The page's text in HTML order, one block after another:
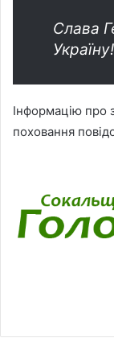
Слава
Інформацію про
поховання